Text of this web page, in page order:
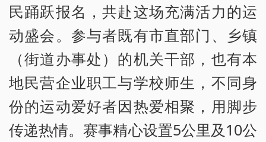
民踊跃报名，共赴这场充满活力的运
动盛会。参与者既有市直部门、乡镇
（街道办事处）的机关干部，也有本
地民营企业职工与学校师生，不同身
份的运动爱好者因热爱相聚，用脚步
传递热情。赛事精心设置5公里及10公